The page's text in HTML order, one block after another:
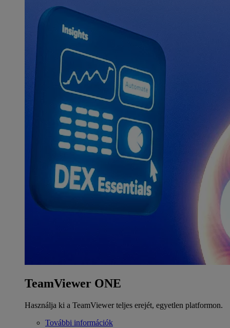
TeamViewer ONE
Használja ki a TeamViewer teljes erejét, egyetlen platformon.
További információk